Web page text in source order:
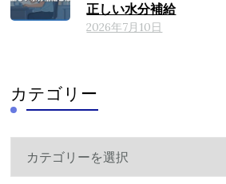
正しい水分補給
2026年7月10日
カテゴリー